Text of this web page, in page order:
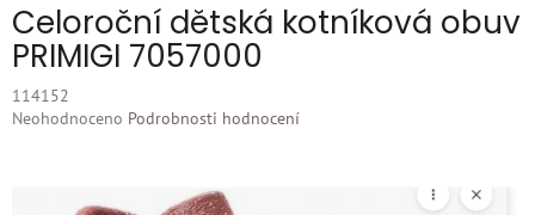
Celoroční dětská kotníková obuv
PRIMIGI 7057000
114152
Průměrné
Neohodnoceno Podrobnosti hodnocení